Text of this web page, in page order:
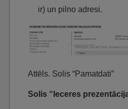
ir) un pilno adresi.
Attēls. Solis “Pamatdati”
Solis “Ieceres